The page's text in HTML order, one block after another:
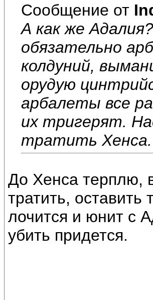
Сообщение от
А как же
обязательно
колдуний,
орудую
арбалеты все
их тригерят.
тратить
До Хенса терплю,
тратить, оставить
лочится и юнит с
убить придется.